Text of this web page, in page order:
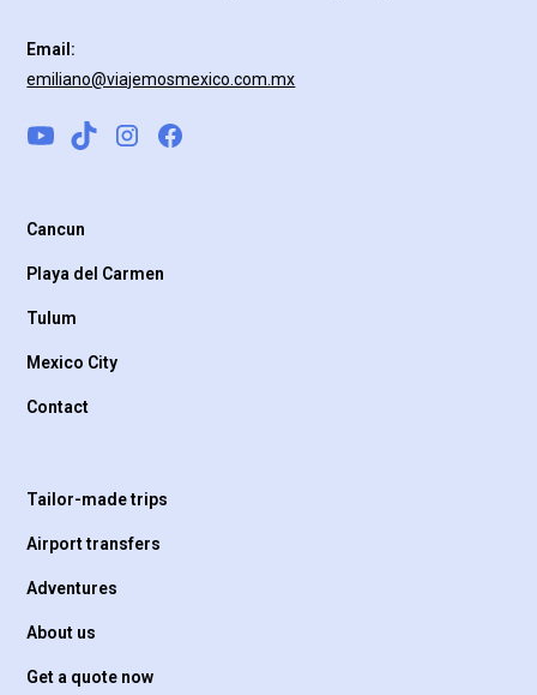
Email:
emiliano@viajemosmexico.com.mx
Cancun
Playa del Carmen
Tulum
Mexico City
Contact
Tailor-made trips
Airport transfers
Adventures
About us
Get a quote now